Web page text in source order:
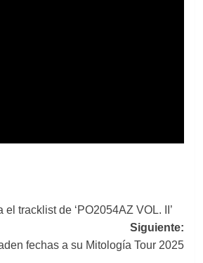
tracklist de ‘PO2054AZ VOL. II’
Siguiente:
fechas a su Mitología Tour 2025